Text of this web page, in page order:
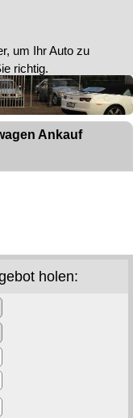
, um Ihr Auto zu
richtig.